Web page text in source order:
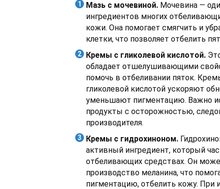
Мазь с мочевиной. Мочевина —
ингредиентов многих
кожи. Она помогает смягчить и
клетки, что позволяет отбелить
Кремы с гликолевой кислотой.
обладает отшелушивающими
помочь в отбеливании пяток.
гликолевой кислотой ускоряют
уменьшают пигментацию. Важно
продукты с осторожностью,
производителя.
Кремы с гидрохиноном.
активный ингредиент, который
отбеливающих средствах. Он
производство меланина, что
пигментацию, отбелить кожу. При